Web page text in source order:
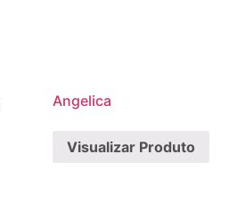
Angelica
Visualizar Produto